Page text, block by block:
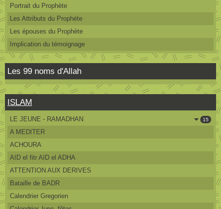
Portrait du Prophète
Les Attributs du Prophète
Les épouses du Prophète
Implication du témoignage
Les 99 noms d'Allah
ISLAM
LE JEUNE - RAMADHAN 15
A MEDITER
ACHOURA
AID el fitr AID el ADHA
ATTENTION AUX DERIVES
Bataille de BADR
Calendrier Gregorien